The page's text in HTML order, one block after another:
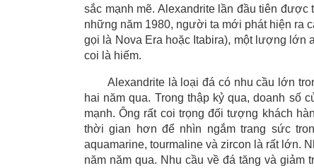
sắc mạnh mẽ. Alexandrite lần đầu tiên
những năm 1980, người ta mới phát hiện ra
gọi là Nova Era hoặc Itabira), một lượng lớn
coi là hiếm.
Alexandrite là loại đá có nhu cầu lớn
hai năm qua. Trong thập kỷ qua, doanh số
mạnh. Ông rất coi trọng đối tượng khách
thời gian hơn để nhìn ngắm trang sức
aquamarine, tourmaline và zircon là rất lớn.
năm năm qua. Nhu cầu về đá tăng và giảm